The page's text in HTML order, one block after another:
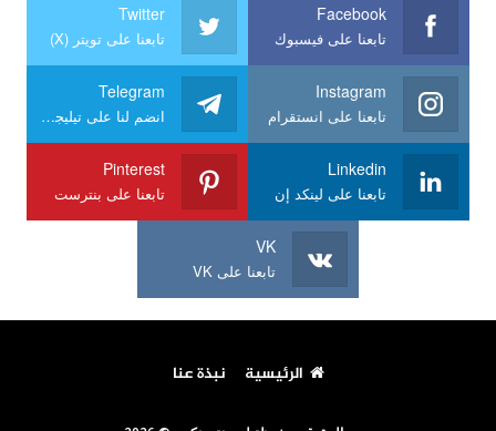
Facebook
تابعنا على فيسبوك
Twitter
تابعنا على تويتر (X)
Instagram
تابعنا على انستقرام
Telegram
انضم لنا على تيليجرام
Linkedin
تابعنا على لينكد إن
Pinterest
تابعنا على بنترست
VK
تابعنا على VK
الرئيسية نبذة عنا